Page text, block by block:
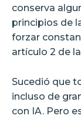
conserva
principios de
forzar
artículo 2 de
Sucedió que
incluso de
con IA. Pero